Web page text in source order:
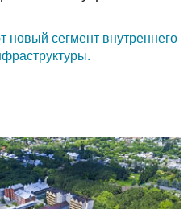
сегмент внутреннего